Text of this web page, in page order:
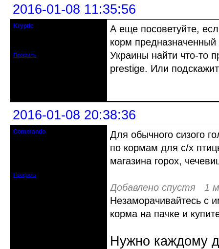
2016-01-08 11:35:56
Kryptic
Профиль
А еще посоветуйте,
корм
Украины найти что-то
prestige. Или
2016-01-08 20:38:36
Commando
Профиль
Для обычного сизого
по кормам для с/х
магазина горох,
Добавлено спустя 1
Незаморачивайтесь с
корма на пачке и
Нужно каждому